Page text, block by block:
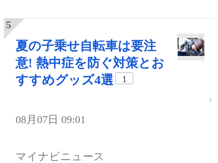
夏の子乗せ自転車は要注
意! 熱中症を防ぐ対策とお
すすめグッズ4選
1
08月07日 09:01
マイナビニュース